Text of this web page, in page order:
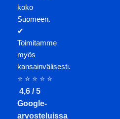
koko
Suomeen.
✔
Toimitamme
myös
kansainvälisesti.
⭐ ⭐ ⭐ ⭐ ⭐
4,6 / 5
Google-
arvosteluissa